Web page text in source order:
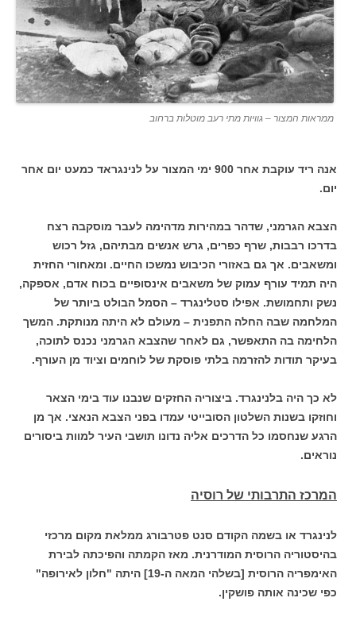
ממראות המצור – גוויות מתי רעב מוטלות ברחוב
אנה ריד עוקבת אחר 900 ימי המצור על לנינגראד כמעט יום אחר
יום.
הצבא הגרמני, שדהר במהירות מדהימה לעבר מוסקבה רצח
בדרכו רבבות, שרף כפרים, גרש אנשים מבתיהם, גזל רכוש
ומשאבים. אך גם באזורי הכיבוש נמשכו החיים. ומאחורי החזית
היה תמיד עורף עמוק של משאבים אינסופיים בכוח אדם, אספקה,
נשק ותחמושת. אפילו סטלינגרד – הסמל הבולט ביותר של
המלחמה שבה החלה התפנית – מעולם לא היתה מנותקת. המשך
הלחימה בה התאפשר, גם לאחר שהצבא הגרמני נכנס לתוכה,
בעיקר תודות להזרמה בלתי פוסקת של לוחמים וציוד מן העורף.
לא כך היה בלנינגרד. ביצוריה החזקים שנבנו עוד בימי הצאר
וחוזקו בשנות השלטון הסובייטי עמדו בפני הצבא הנאצי. אך מן
הרגע שנחסמו כל הדרכים אליה נדונו תושבי העיר למוות ביסורים
נוראים.
המרכז התרבותי של רוסיה
לנינגרד או בשמה הקודם סנט פטרבורג ממלאת מקום מרכזי
בהיסטוריה הרוסית המודרנית. מאז הקמתה והפיכתה לבירת
האימפריה הרוסית [בשלהי המאה ה-19] היתה "חלון לאירופה"
כפי שכינה אותה פושקין.